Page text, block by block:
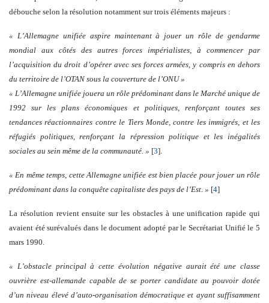
débouche selon la résolution notamment sur trois éléments majeurs :
« L’Allemagne unifiée aspire maintenant à jouer un rôle de gendarme
mondial aux côtés des autres forces impérialistes, à commencer par
l’acquisition du droit d’opérer avec ses forces armées, y compris en dehors
du territoire de l’OTAN sous la couverture de l’ONU »
« L’Allemagne unifiée jouera un rôle prédominant dans le Marché unique de
1992 sur les plans économiques et politiques, renforçant toutes ses
tendances réactionnaires contre le Tiers Monde, contre les immigrés, et les
réfugiés politiques, renforçant la répression politique et les inégalités
sociales au sein même de la communauté. » [3].
« En même temps, cette Allemagne unifiée est bien placée pour jouer un rôle
prédominant dans la conquête capitaliste des pays de l’Est. » [4]
La résolution revient ensuite sur les obstacles à une unification rapide qui
avaient été surévalués dans le document adopté par le Secrétariat Unifié le 5
mars 1990.
« L’obstacle principal à cette évolution négative aurait été une classe
ouvrière est-allemande capable de se porter candidate au pouvoir dotée
d’un niveau élevé d’auto-organisation démocratique et ayant suffisamment